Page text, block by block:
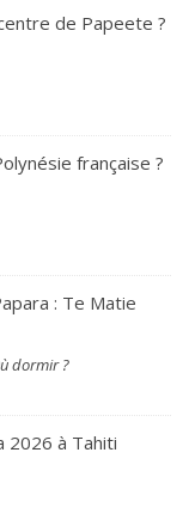
de Papeete ?
française ?
: Te Matie
dormir ?
2026 à Tahiti